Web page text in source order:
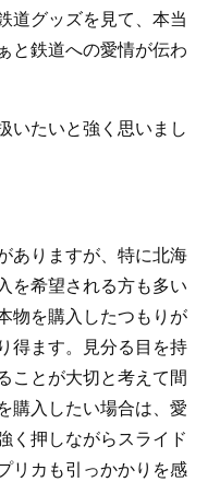
道グッズを見て、本当
と鉄道への愛情が伝わ
いたいと強く思いまし
ありますが、特に北海
を希望される方も多い
物を購入したつもりが
得ます。見分る目を持
ことが大切と考えて間
購入したい場合は、愛
く押しながらスライド
リカも引っかかりを感